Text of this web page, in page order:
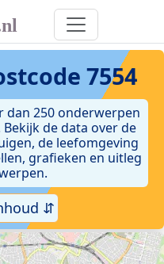
7554
dan 250 onderwerpen
de data over de
de leefomgeving
grafieken en uitleg
⇵